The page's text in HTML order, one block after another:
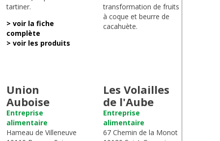
tartiner.
> voir la fiche
complète
> voir les produits
transformation de fruits
à coque et beurre de
cacahuète.
Union
Auboise
Entreprise
alimentaire
Hameau de Villeneuve
Les Volailles
de l'Aube
Entreprise
alimentaire
67 Chemin de la Monot